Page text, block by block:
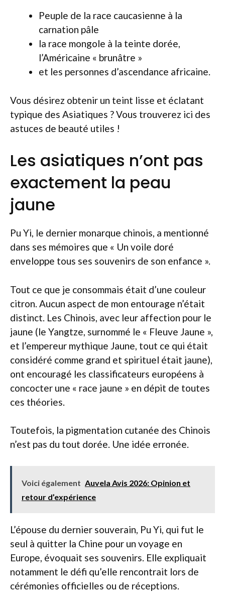
Peuple de la race caucasienne à la
carnation pâle
la race mongole à la teinte dorée,
l’Américaine « brunâtre »
et les personnes d’ascendance africaine.
Vous désirez obtenir un teint lisse et éclatant
typique des Asiatiques ? Vous trouverez ici des
astuces de beauté utiles !
Les asiatiques n’ont pas
exactement la peau
jaune
Pu Yi, le dernier monarque chinois, a mentionné
dans ses mémoires que « Un voile doré
enveloppe tous ses souvenirs de son enfance ».
Tout ce que je consommais était d’une couleur
citron. Aucun aspect de mon entourage n’était
distinct. Les Chinois, avec leur affection pour le
jaune (le Yangtze, surnommé le « Fleuve Jaune »,
et l’empereur mythique Jaune, tout ce qui était
considéré comme grand et spirituel était jaune),
ont encouragé les classificateurs européens à
concocter une « race jaune » en dépit de toutes
ces théories.
Toutefois, la pigmentation cutanée des Chinois
n’est pas du tout dorée. Une idée erronée.
Voici également Auvela Avis 2026: Opinion et
retour d’expérience
L’épouse du dernier souverain, Pu Yi, qui fut le
seul à quitter la Chine pour un voyage en
Europe, évoquait ses souvenirs. Elle expliquait
notamment le défi qu’elle rencontrait lors de
cérémonies officielles ou de réceptions.